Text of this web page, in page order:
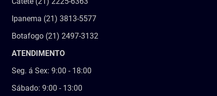
Ipanema (21) 3813-5577
Botafogo (21) 2497-3132
ATENDIMENTO
Seg. á Sex: 9:00 - 18:00
Sábado: 9:00 - 13:00